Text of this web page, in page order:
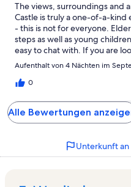
The views, surroundings and
Castle is truly a one-of-a-
- this is not for everyone.
steps as well as young
easy to chat with. If you are
can manage the steps - this is
Aufenthalt von 4 Nächten im
0
Alle Bewertungen
Unterkunft